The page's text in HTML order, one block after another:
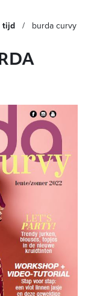
tijd burda curvy